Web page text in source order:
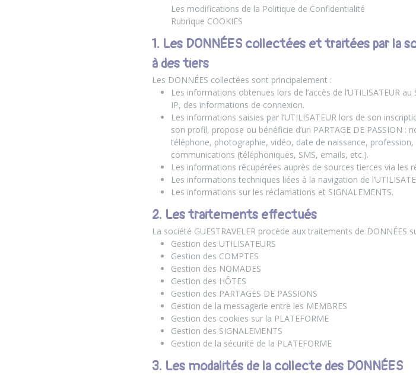
Les modifications de la Politique de Confidentialité
Rubrique COOKIES
1. Les DONNÉES collectées et traitées par la
à des tiers
Les DONNÉES collectées sont principalement :
Les informations obtenues lors de l’accès de l’UTILISATEUR
IP, des informations de connexion.
Les informations saisies par l’UTILISATEUR lors de son
son profil, propose ou bénéficie d’un PARTAGE DE PASSION
téléphone, photographie, vidéo, date de naissance,
communications (téléphoniques, SMS, emails, etc.).
Les informations récupérées auprès de sources tierces via les
Les informations techniques liées à la navigation de
Les informations sur les réclamations et SIGNALEMENTS.
2. Les traitements effectués
La société GUESTRAVELER procède aux traitements de DONNÉES
Gestion des UTILISATEURS
Gestion des COMPTES
Gestion des NOMADES
Gestion des HÔTES
Gestion des PARTAGES DE PASSIONS
Gestion de la messagerie entre les MEMBRES
Gestion des cookies sur la PLATEFORME
Gestion des SIGNALEMENTS
Gestion de la sécurité de la PLATEFORME
3. Les modalités de la collecte des DONNÉES